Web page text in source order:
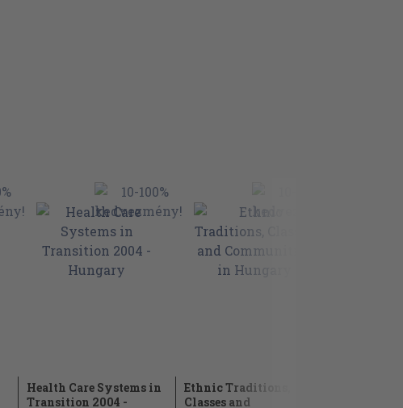
Health Care Systems in
Transition 2004 -
Ethnic Traditions,
Classes and